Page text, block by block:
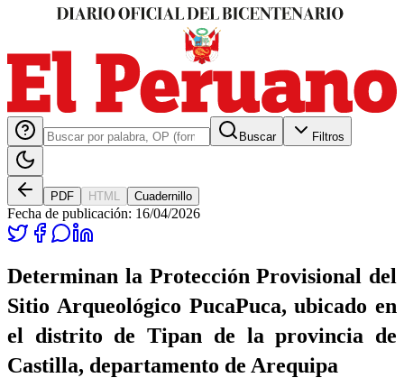
Buscar Filtros
PDF HTML Cuadernillo
Fecha de publicación: 16/04/2026
Determinan la Protección Provisional del
Sitio Arqueológico PucaPuca, ubicado en
el distrito de Tipan de la provincia de
Castilla, departamento de Arequipa